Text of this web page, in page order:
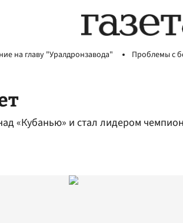
на главу "Уралдронзавода" Проблемы с
«Кубанью» и стал лидером